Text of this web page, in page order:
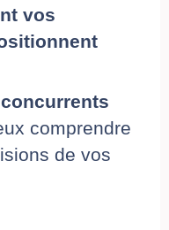
vos
comprendre
de vos